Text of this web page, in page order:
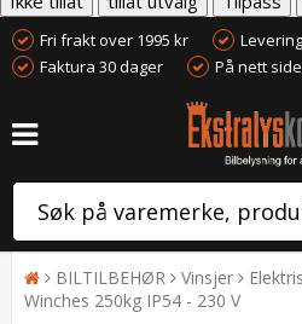
Fri frakt over 1995 kr
Faktura 30 dager
På nett
BILTILBEHØR Vinsjer
Winches 250kg IP54 - 230 V